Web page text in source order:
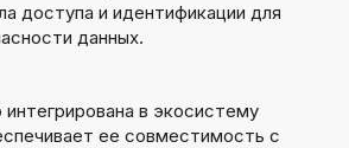
доступа и идентификации для
данных.
в экосистему
ее совместимость с